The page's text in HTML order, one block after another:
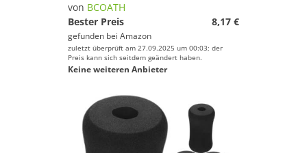
von BCOATH
Bester Preis
8,17 €
gefunden bei Amazon
zuletzt überprüft am 27.09.2025 um 00:03; der
Preis kann sich seitdem geändert haben.
Keine weiteren Anbieter